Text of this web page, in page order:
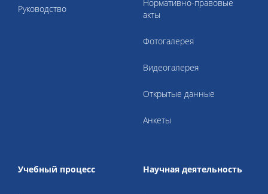
Руководство
Нормативно-правовые
акты
Фотогалерея
Видеогалерея
Открытые данные
Анкеты
Учебный процесс Научная деятельность